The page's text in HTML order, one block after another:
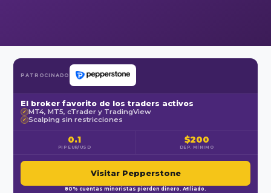
PATROCINADO
El broker favorito de los traders activos
✓ MT4, MT5, cTrader y TradingView
✓ Scalping sin restricciones
0.1
PIP EUR/USD
$200
DEP. MÍNIMO
Visitar Pepperstone
80% cuentas minoristas pierden dinero. Afiliado.